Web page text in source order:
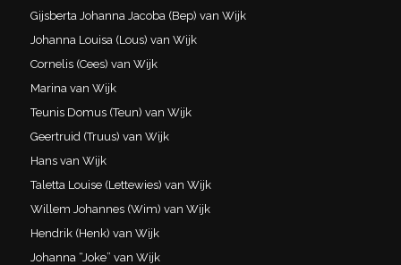
Gijsberta Johanna Jacoba (Bep) van Wijk
Johanna Louisa (Lous) van Wijk
Cornelis (Cees) van Wijk
Marina van Wijk
Teunis Domus (Teun) van Wijk
Geertruid (Truus) van Wijk
Hans van Wijk
Taletta Louise (Lettewies) van Wijk
Willem Johannes (Wim) van Wijk
Hendrik (Henk) van Wijk
Johanna “Joke” van Wijk